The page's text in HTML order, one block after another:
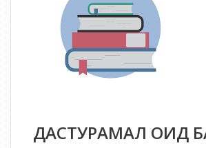
ДАСТУРАМАЛ ОИД